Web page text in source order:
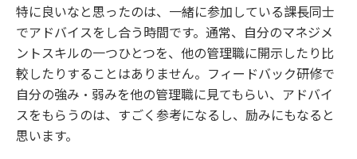
特に良いなと思ったのは、一緒に参加している課長同士
でアドバイスをし合う時間です。通常、自分のマネジメ
ントスキルの一つひとつを、他の管理職に開示したり比
較したりすることはありません。フィードバック研修で
自分の強み・弱みを他の管理職に見てもらい、アドバイ
スをもらうのは、すごく参考になるし、励みにもなると
思います。